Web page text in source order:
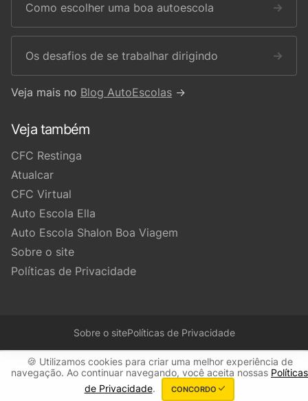
Como escolher uma boa autoescola →
Os desafios de se trabalhar dirigindo →
Veja mais no Blog AutoEscolas →
Veja também
CFC Restinga
Atualcar
CFC Virtual
Auto Escola Ella
Auto Escola Shalon Boa Viagem
Sobre o site
Políticas de Privacidade
Sobre o sitePolíticas de Privacidade
🍪 Utilizamos cookies para criar uma melhor experiência de
navegação. Ao continuar navegando, você aceita nossas Políticas
de Privacidade. CONCORDO